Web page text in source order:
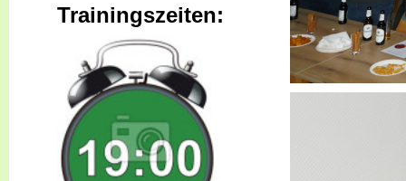
Trainingszeiten: